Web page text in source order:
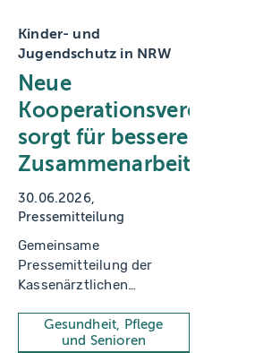
Kinder- und
Jugendschutz in NRW
Neue
Kooperationsvereinbarung
sorgt für bessere
Zusammenarbeit
30.06.2026
Pressemitteilung
Gemeinsame
Pressemitteilung der
Kassenärztlichen
Lippe, der
Kassenärztlichen
Gesundheit, Pflege
und Senioren